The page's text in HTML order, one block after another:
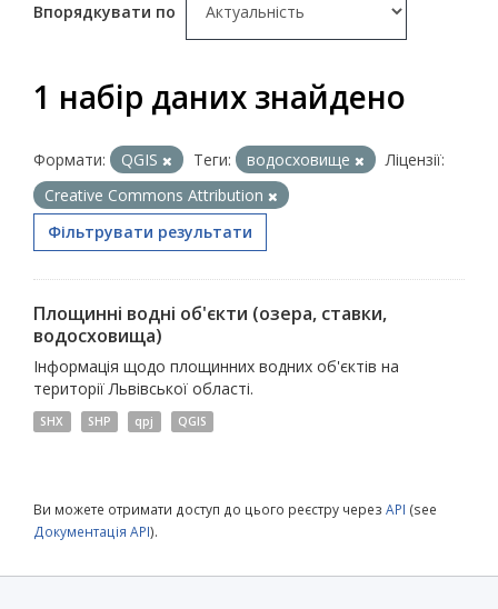
Впорядкувати по
1 набір даних знайдено
Формати: QGIS Теги: водосховище
Ліцензії:
Creative Commons Attribution
Фільтрувати результати
Площинні водні об'єкти (озера, ставки,
водосховища)
Інформація щодо площинних водних об'єктів на
території Львівської області.
SHX SHP qpj QGIS
Ви можете отримати доступ до цього реєстру через API (see
Документація API).